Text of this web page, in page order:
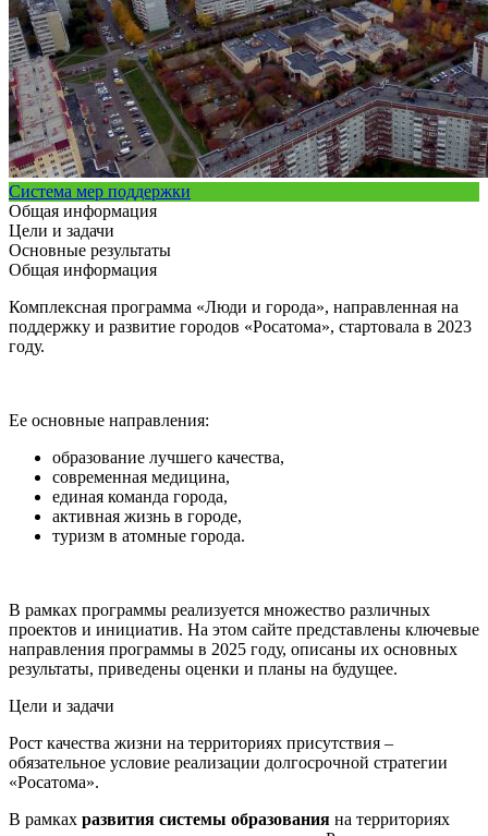
Система мер поддержки
Общая информация
Цели и задачи
Основные результаты
Общая информация
Комплексная программа «Люди и города», направленная на
поддержку и развитие городов «Росатома», стартовала в 2023
году.
Ее основные направления:
образование лучшего качества,
современная медицина,
единая команда города,
активная жизнь в городе,
туризм в атомные города.
В рамках программы реализуется множество различных
проектов и инициатив. На этом сайте представлены ключевые
направления программы в 2025 году, описаны их основных
результаты, приведены оценки и планы на будущее.
Цели и задачи
Рост качества жизни на территориях присутствия –
обязательное условие реализации долгосрочной стратегии
«Росатома».
В рамках развития системы образования на территориях